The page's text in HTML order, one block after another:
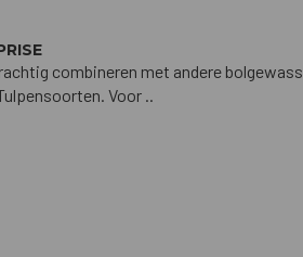
combineren met andere
Voor ..